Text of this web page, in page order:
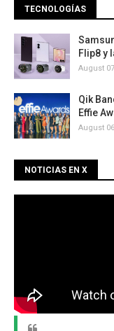
TECNOLOGÍAS
Flip8 y
August
Qik
Effie
August
NOTICIAS EN X